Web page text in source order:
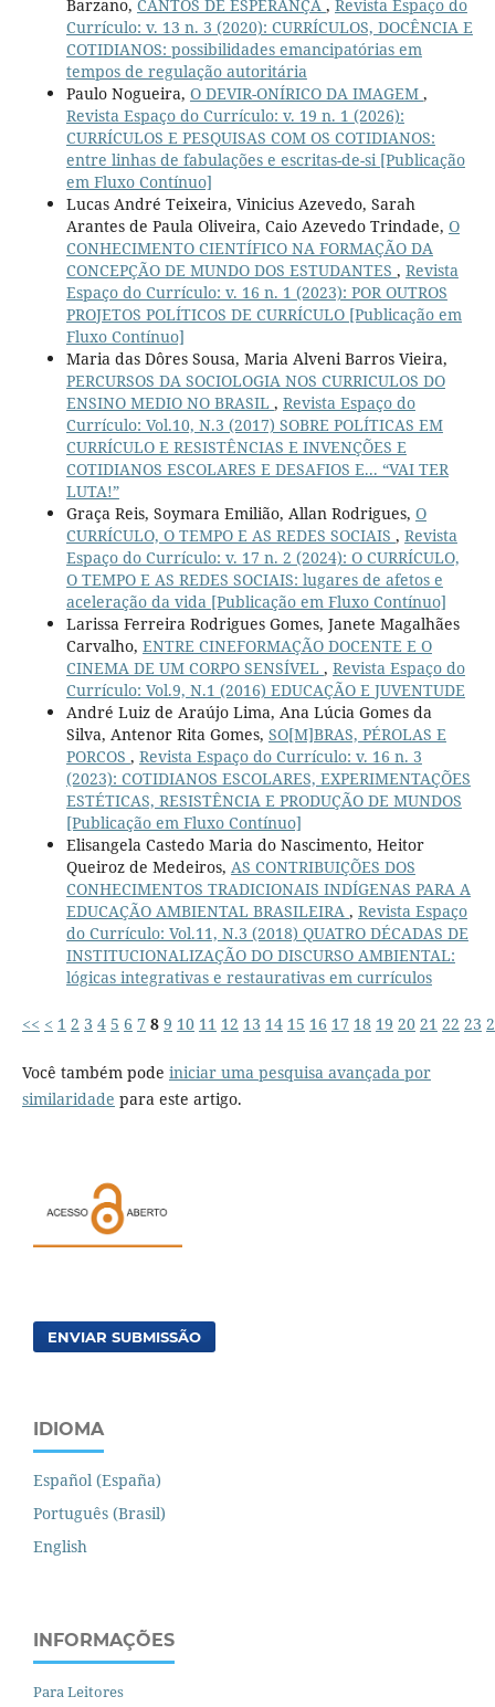
Barzano, CANTOS DE ESPERANÇA , Revista Espaço do
Currículo: v. 13 n. 3 (2020): CURRÍCULOS, DOCÊNCIA E
COTIDIANOS: possibilidades emancipatórias em
tempos de regulação autoritária
Paulo Nogueira, O DEVIR-ONÍRICO DA IMAGEM ,
Revista Espaço do Currículo: v. 19 n. 1 (2026):
CURRÍCULOS E PESQUISAS COM OS COTIDIANOS:
entre linhas de fabulações e escritas-de-si [Publicação
em Fluxo Contínuo]
Lucas André Teixeira, Vinicius Azevedo, Sarah
Arantes de Paula Oliveira, Caio Azevedo Trindade, O
CONHECIMENTO CIENTÍFICO NA FORMAÇÃO DA
CONCEPÇÃO DE MUNDO DOS ESTUDANTES , Revista
Espaço do Currículo: v. 16 n. 1 (2023): POR OUTROS
PROJETOS POLÍTICOS DE CURRÍCULO [Publicação em
Fluxo Contínuo]
Maria das Dôres Sousa, Maria Alveni Barros Vieira,
PERCURSOS DA SOCIOLOGIA NOS CURRICULOS DO
ENSINO MEDIO NO BRASIL , Revista Espaço do
Currículo: Vol.10, N.3 (2017) SOBRE POLÍTICAS EM
CURRÍCULO E RESISTÊNCIAS E INVENÇÕES E
COTIDIANOS ESCOLARES E DESAFIOS E... “VAI TER
LUTA!”
Graça Reis, Soymara Emilião, Allan Rodrigues, O
CURRÍCULO, O TEMPO E AS REDES SOCIAIS , Revista
Espaço do Currículo: v. 17 n. 2 (2024): O CURRÍCULO,
O TEMPO E AS REDES SOCIAIS: lugares de afetos e
aceleração da vida [Publicação em Fluxo Contínuo]
Larissa Ferreira Rodrigues Gomes, Janete Magalhães
Carvalho, ENTRE CINEFORMAÇÃO DOCENTE E O
CINEMA DE UM CORPO SENSÍVEL , Revista Espaço do
Currículo: Vol.9, N.1 (2016) EDUCAÇÃO E JUVENTUDE
André Luiz de Araújo Lima, Ana Lúcia Gomes da
Silva, Antenor Rita Gomes, SO[M]BRAS, PÉROLAS E
PORCOS , Revista Espaço do Currículo: v. 16 n. 3
(2023): COTIDIANOS ESCOLARES, EXPERIMENTAÇÕES
ESTÉTICAS, RESISTÊNCIA E PRODUÇÃO DE MUNDOS
[Publicação em Fluxo Contínuo]
Elisangela Castedo Maria do Nascimento, Heitor
Queiroz de Medeiros, AS CONTRIBUIÇÕES DOS
CONHECIMENTOS TRADICIONAIS INDÍGENAS PARA A
EDUCAÇÃO AMBIENTAL BRASILEIRA , Revista Espaço
do Currículo: Vol.11, N.3 (2018) QUATRO DÉCADAS DE
INSTITUCIONALIZAÇÃO DO DISCURSO AMBIENTAL:
lógicas integrativas e restaurativas em currículos
<< < 1 2 3 4 5 6 7 8 9 10 11 12 13 14 15 16 17 18 19 20 21 22 23
Você também pode iniciar uma pesquisa avançada por
similaridade para este artigo.
ENVIAR SUBMISSÃO
IDIOMA
Español (España)
Português (Brasil)
English
INFORMAÇÕES
Para Leitores